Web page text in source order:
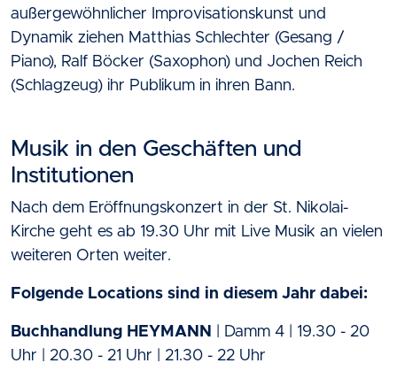
außergewöhnlicher Improvisationskunst und
Dynamik ziehen Matthias Schlechter (Gesang /
Piano), Ralf Böcker (Saxophon) und Jochen Reich
(Schlagzeug) ihr Publikum in ihren Bann.
Musik in den Geschäften und
Institutionen
Nach dem Eröffnungskonzert in der St. Nikolai-
Kirche geht es ab 19.30 Uhr mit Live Musik an vielen
weiteren Orten weiter.
Folgende Locations sind in diesem Jahr dabei:
Buchhandlung HEYMANN
| Damm 4 | 19.30 - 20
Uhr | 20.30 - 21 Uhr | 21.30 - 22 Uhr